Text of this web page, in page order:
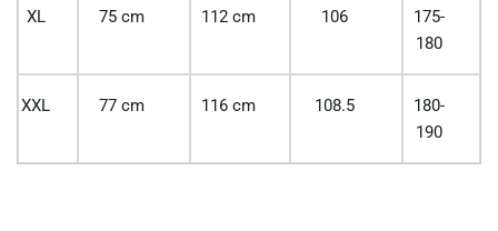
XL 75 cm 112 cm 106
175-
180
XXL 77 cm 116 cm 108.5
180-
190